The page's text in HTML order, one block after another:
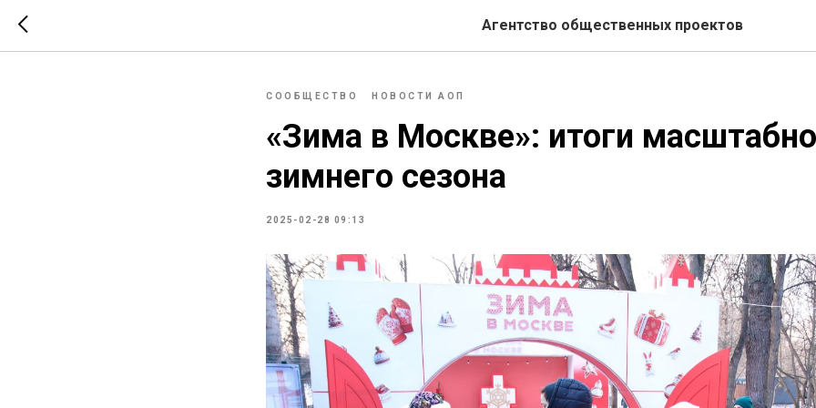
Агентство общественных проектов
СООБЩЕСТВО НОВОСТИ АОП
«Зима в Москве»: итоги
зимнего сезона
2025-02-28 09:13